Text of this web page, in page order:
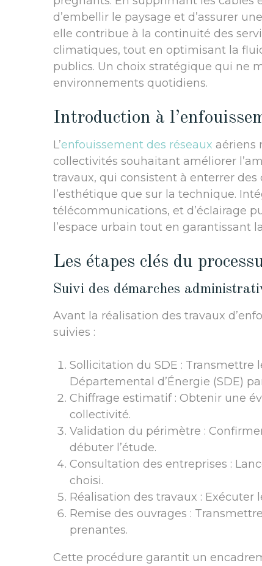
d’embellir le paysage et d’assurer
elle contribue à la continuité des
climatiques, tout en optimisant la
publics. Un choix stratégique qui ne
environnements quotidiens.
Introduction à
L’enfouissement des réseaux aériens
collectivités souhaitant améliorer
travaux, qui consistent à enterrer
l’esthétique que sur la technique.
télécommunications, et d’éclairage
l’espace urbain tout en garantissant
Les étapes clés du
Suivi des démarches
Avant la réalisation des travaux
suivies :
Sollicitation du SDE : Transmettre
Départemental d’Énergie (SDE)
Chiffrage estimatif : Obtenir une
collectivité.
Validation du périmètre :
débuter l’étude.
Consultation des entreprises :
choisi.
Réalisation des travaux : Exécuter
Remise des ouvrages :
prenantes.
Cette procédure garantit un